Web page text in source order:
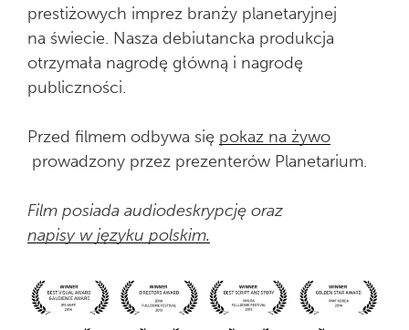
prestiżowych imprez branży planetaryjnej
na świecie. Nasza debiutancka produkcja
otrzymała nagrodę główną i nagrodę
publiczności.
Przed filmem odbywa się pokaz na żywo
prowadzony przez prezenterów Planetarium.
Film posiada audiodeskrypcję oraz
napisy w języku polskim.